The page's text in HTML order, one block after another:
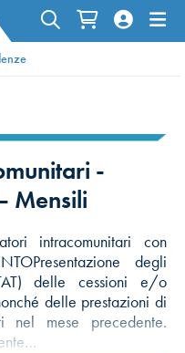
-
Mensili
intracomunitari con
degli
delle cessioni e/o
delle prestazioni di
nel mese precedente.